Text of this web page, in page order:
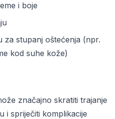
i boje
za stupanj oštećenja (npr.
kod suhe kože)
značajno skratiti trajanje
i spriječiti komplikacije